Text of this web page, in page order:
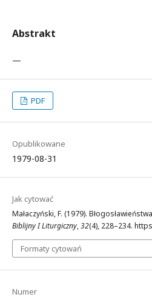
Abstrakt
—
PDF
Opublikowane
1979-08-31
Jak cytować
Małaczyński, F. (1979).
Biblijny I Liturgiczny,32(4), 228–234.
Formaty cytowań
Numer